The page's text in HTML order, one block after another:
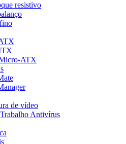
resistivo
ATX
de vídeo
Antivírus